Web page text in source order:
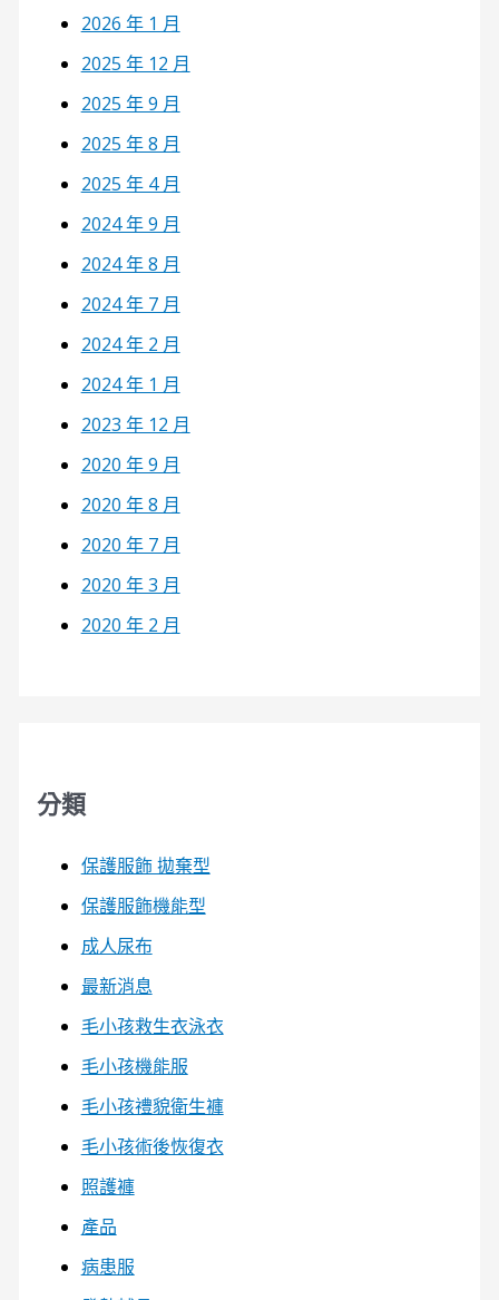
2026 年 1 月
2025 年 12 月
2025 年 9 月
2025 年 8 月
2025 年 4 月
2024 年 9 月
2024 年 8 月
2024 年 7 月
2024 年 2 月
2024 年 1 月
2023 年 12 月
2020 年 9 月
2020 年 8 月
2020 年 7 月
2020 年 3 月
2020 年 2 月
分類
保護服飾 拋棄型
保護服飾機能型
成人尿布
最新消息
毛小孩救生衣泳衣
毛小孩機能服
毛小孩禮貌衛生褲
毛小孩術後恢復衣
照護褲
產品
病患服